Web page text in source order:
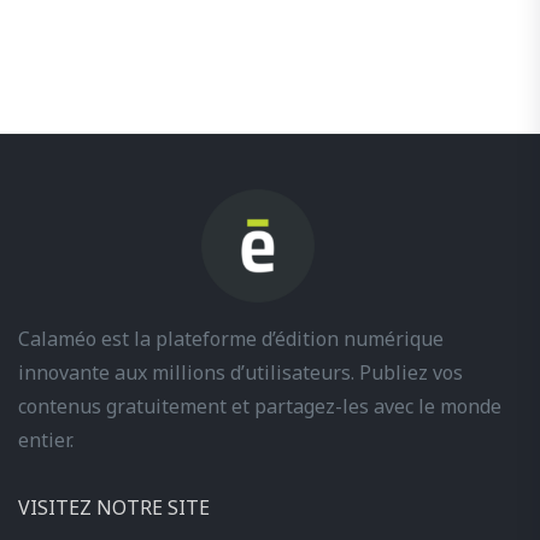
Calaméo est la plateforme d’édition numérique
innovante aux millions d’utilisateurs. Publiez vos
contenus gratuitement et partagez-les avec le monde
entier.
VISITEZ NOTRE SITE